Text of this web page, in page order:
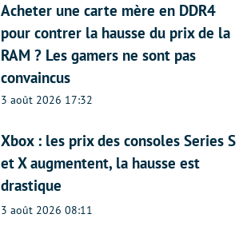
Acheter une carte mère en DDR4
pour contrer la hausse du prix de la
RAM ? Les gamers ne sont pas
convaincus
3 août 2026 17:32
Xbox : les prix des consoles Series S
et X augmentent, la hausse est
drastique
3 août 2026 08:11